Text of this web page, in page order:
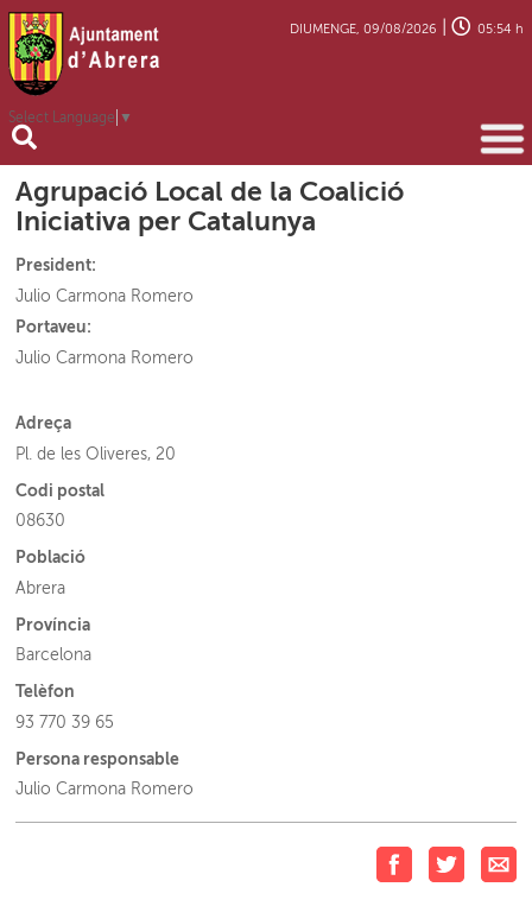
Select Language ▼
DIUMENGE, 09/08/2026 05:54 h
Agrupació Local de la Coalició
Iniciativa per Catalunya
President:
Julio Carmona Romero
Portaveu:
Julio Carmona Romero
Adreça
Pl. de les Oliveres, 20
Codi postal
08630
Població
Abrera
Província
Barcelona
Telèfon
93 770 39 65
Persona responsable
Julio Carmona Romero